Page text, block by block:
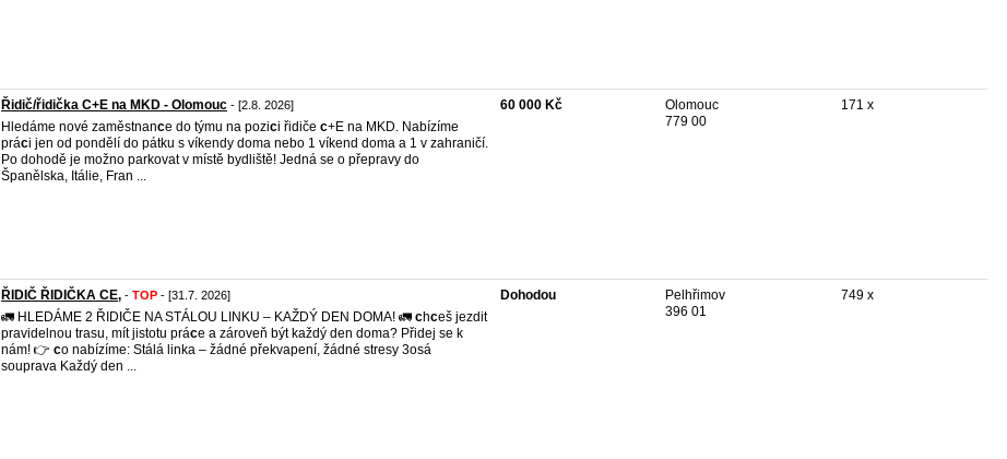
Řidič/řidička C+E na MKD - Olomouc - [2.8. 2026]
Hledáme nové zaměstnance do týmu na pozici řidiče c+E na MKD. Nabízíme
práci jen od pondělí do pátku s víkendy doma nebo 1 víkend doma a 1 v zahraničí.
Po dohodě je možno parkovat v místě bydliště! Jedná se o přepravy do
Španělska, Itálie, Fran ...
60 000 Kč
Olomouc
779 00
171 x
ŘIDIČ ŘIDIČKA CE, - TOP - [31.7. 2026]
🚛 HLEDÁME 2 ŘIDIČE NA STÁLOU LINKU – KAŽDÝ DEN DOMA! 🚛 chceš jezdit
pravidelnou trasu, mít jistotu práce a zároveň být každý den doma? Přidej se k
nám! 👉 co nabízíme: Stálá linka – žádné překvapení, žádné stresy 3osá
souprava Každý den ...
Dohodou
Pelhřimov
396 01
749 x